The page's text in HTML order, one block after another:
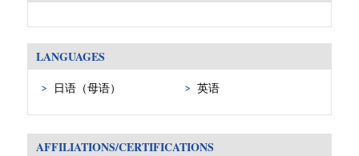
LANGUAGES
日语（母语） 英语
AFFILIATIONS/CERTIFICATIONS